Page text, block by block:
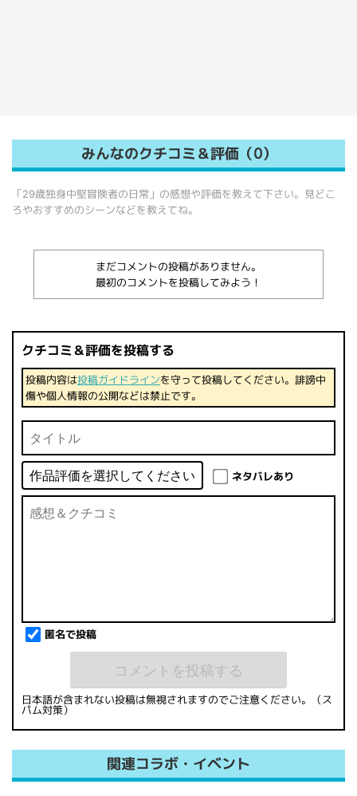
みんなのクチコミ＆評価（0）
「29歳独身中堅冒険者の日常」の感想や評価を教えて下さい。見どこ
ろやおすすめのシーンなどを教えてね。
まだコメントの投稿がありません。
最初のコメントを投稿してみよう！
クチコミ＆評価を投稿する
投稿内容は投稿ガイドラインを守って投稿してください。誹謗中
傷や個人情報の公開などは禁止です。
ネタバレあり
匿名で投稿
日本語が含まれない投稿は無視されますのでご注意ください。（ス
パム対策）
関連コラボ・イベント